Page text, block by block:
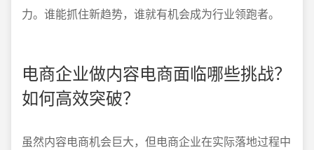
力。谁能抓住新趋势，谁就有机会成为行业领跑者。
电商企业做内容电商面临哪些挑战？
如何高效突破？
虽然内容电商机会巨大，但电商企业在实际落地过程中